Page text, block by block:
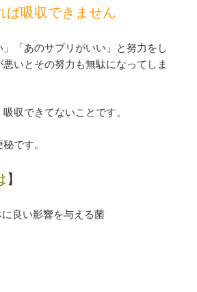
ば吸収できません
」「あのサプリがいい」と努力をし
いとその努力も無駄になってしま
収できてないことです。
です。
】
い影響を与える菌